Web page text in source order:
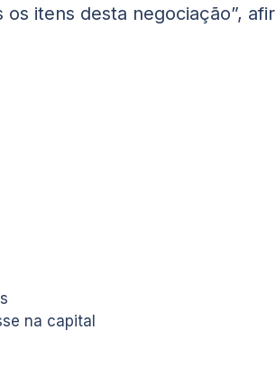
itens desta negociação”,
na capital